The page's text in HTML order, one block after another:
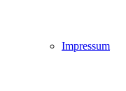
Impressum